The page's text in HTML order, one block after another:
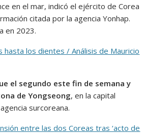
en el mar, indicó el ejército de Corea
citada por la agencia Yonhap.
en 2023.
hasta los dientes / Análisis de Mauricio
el segundo este fin de semana y
de Yongseong, en la capital
surcoreana.
entre las dos Coreas tras ‘acto de